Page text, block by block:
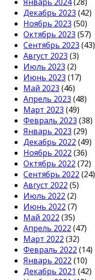
Декабрь 2023 (42)
Ноябрь 2023 (50)
Октябрь 2023 (57)
Сентябрь 2023 (43)
Август 2023 (3)
Июль 2023 (2)
Июнь 2023 (17)
Май 2023 (46)
Апрель 2023 (48)
Март 2023 (49)
Февраль 2023 (38)
Январь 2023 (29)
Декабрь 2022 (49)
Ноябрь 2022 (36)
Октябрь 2022 (72)
Сентябрь 2022 (24)
Август 2022 (5)
Июль 2022 (2)
Июнь 2022 (7)
Май 2022 (35)
Апрель 2022 (47)
Март 2022 (32)
Февраль 2022 (14)
Январь 2022 (10)
Декабрь 2021 (42)